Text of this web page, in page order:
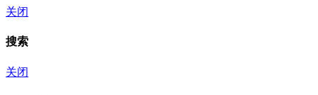
关闭
搜索
关闭